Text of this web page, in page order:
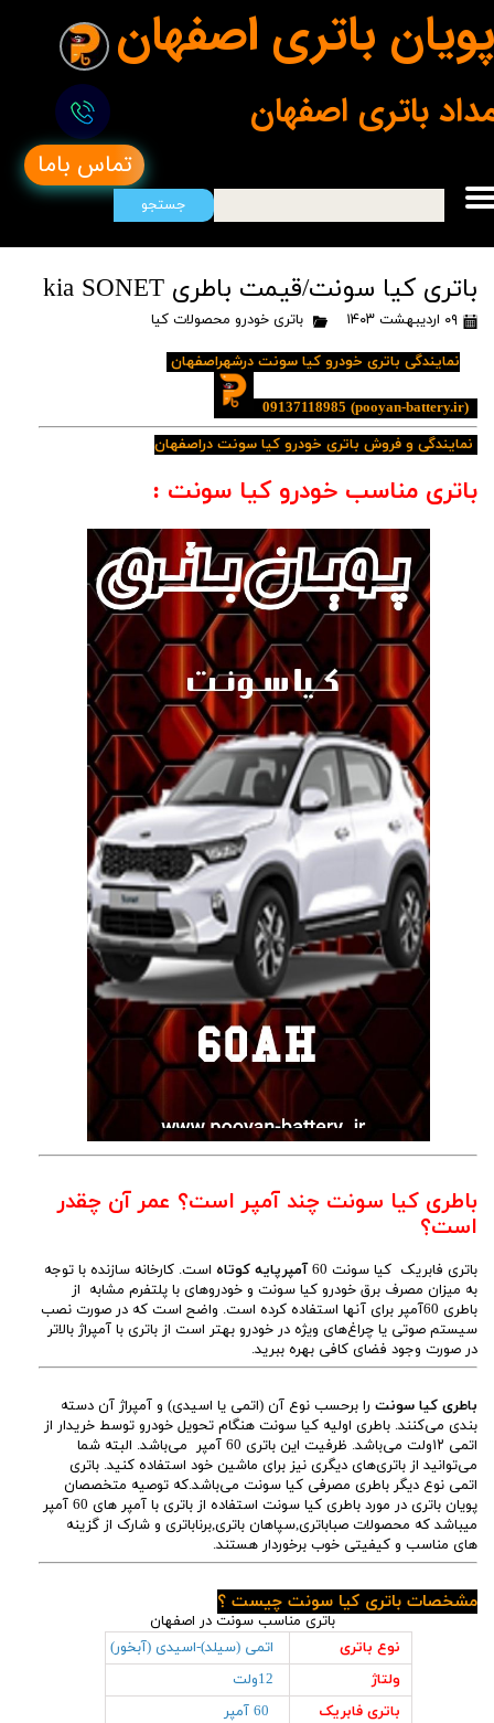
پویان باتری اصفهان
تماس باما
جستجو
باتری اصفهان
باتری کیا سونت/قیمت باطری kia SONET
۰۹ اردیبهشت ۱۴۰۳ باتری خودرو محصولات کیا
نمایندگی باتری خودرو کیا سونت درشهراصفهان
(pooyan-battery.ir)
09137118985
نمایندگی و فروش باتری خودرو کیا سونت دراصفهان
باتری مناسب خودرو کیا سونت :
باطری کیا سونت چند آمپر است؟ عمر آن چقدر
است؟
باتری فابریک کیا سونت 60 آمپرپایه کوتاه است. کارخانه سازنده با توجه
به میزان مصرف برق خودرو کیا سونت و خودروهای با پلتفرم مشابه از
باطری 60آمپر برای آنها استفاده کرده است. واضح است که در صورت نصب
سیستم صوتی یا چراغ‌های ویژه در خودرو بهتر است از باتری با آمپراژ بالاتر
در صورت وجود فضای کافی بهره ببرید.
باطری کیا سونت را برحسب نوع آن (اتمی یا اسیدی) و آمپراژ آن دسته
بندی می‌کنند. باطری اولیه کیا سونت هنگام تحویل خودرو توسط خریدار از
اتمی ۱۲ولت می‌باشد. ظرفیت این باتری 60 آمپر می‌باشد. البته شما
می‌توانید از باتری‌های دیگری نیز برای ماشین خود استفاده کنید. باتری
اتمی نوع دیگر باطری مصرفی کیا سونت می‌باشد.که توصیه متخصصان
پویان باتری در مورد باطری کیا سونت استفاده از باتری با آمپر های 60 آمپر
میباشد که محصولات صباباتری,سپاهان باتری,برناباتری و شارک از گزینه
های مناسب و کیفیتی خوب برخوردار هستند.
مشخصات باتری کیا سونت چیست ؟
باتری مناسب سونت در اصفهان
نوع باتری
اتمی (سیلد)-اسیدی (آبخور)
ولتاژ
باتری فابریک